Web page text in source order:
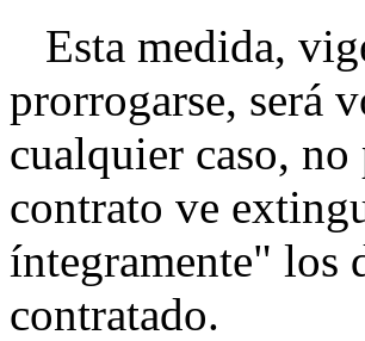
Esta medida,
prorrogarse, será
cualquier caso, no
contrato ve
íntegramente" los
contratado.